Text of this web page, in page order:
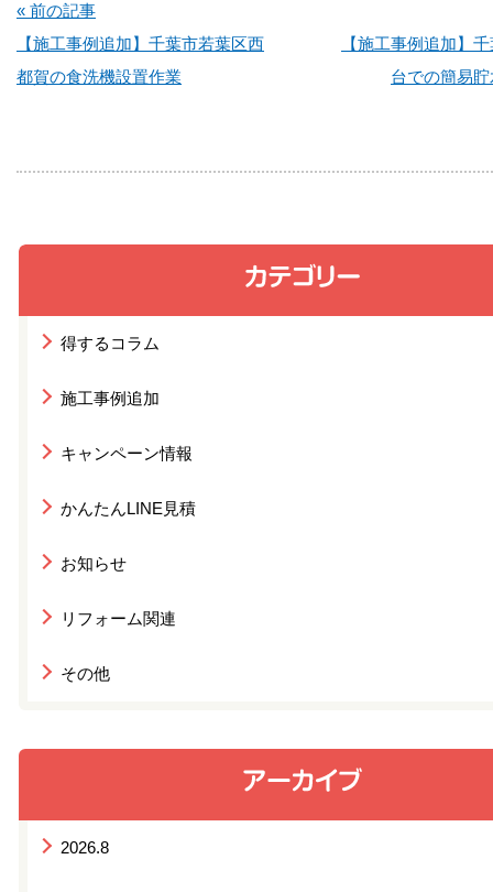
得するコラム
施工事例追加
キャンペーン情報
かんたんLINE見積
お知らせ
リフォーム関連
その他
2026.8
« 前の記事
【施工事例追加】千葉市若葉区西
都賀の食洗機設置作業
【施工事例追加】
台での簡易